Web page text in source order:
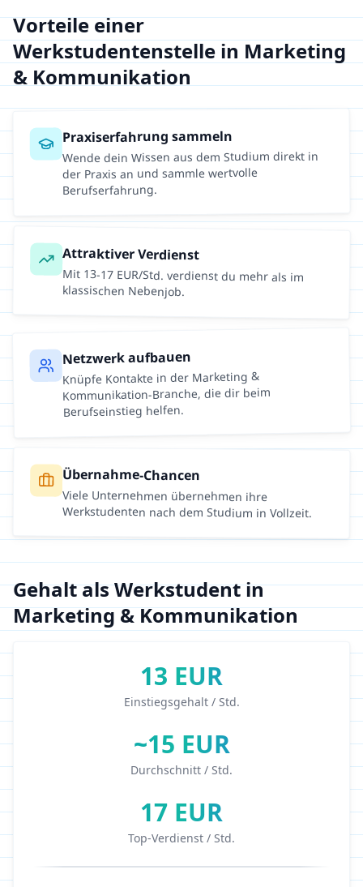
Vorteile einer
Werkstudentenstelle in Marketing
& Kommunikation
Praxiserfahrung sammeln
Wende dein Wissen aus dem Studium direkt in
der Praxis an und sammle wertvolle
Berufserfahrung.
Attraktiver Verdienst
Mit 13-17EUR/Std. verdienst du mehr als im
klassischen Nebenjob.
Netzwerk aufbauen
Knüpfe Kontakte in der Marketing &
Kommunikation-Branche, die dir beim
Berufseinstieg helfen.
Übernahme-Chancen
Viele Unternehmen übernehmen ihre
Werkstudenten nach dem Studium in Vollzeit.
Gehalt als Werkstudent in
Marketing & Kommunikation
13 EUR
Einstiegsgehalt / Std.
~15 EUR
Durchschnitt / Std.
17 EUR
Top-Verdienst / Std.